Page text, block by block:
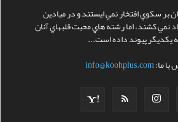
بر سکوي افتخار نمي ايستند و در ميادين
نمي کشند، اما رشته هاي محبت قلبهاي آنان
يکديگر پيوند داده است...
با ما:info@koohplus.com